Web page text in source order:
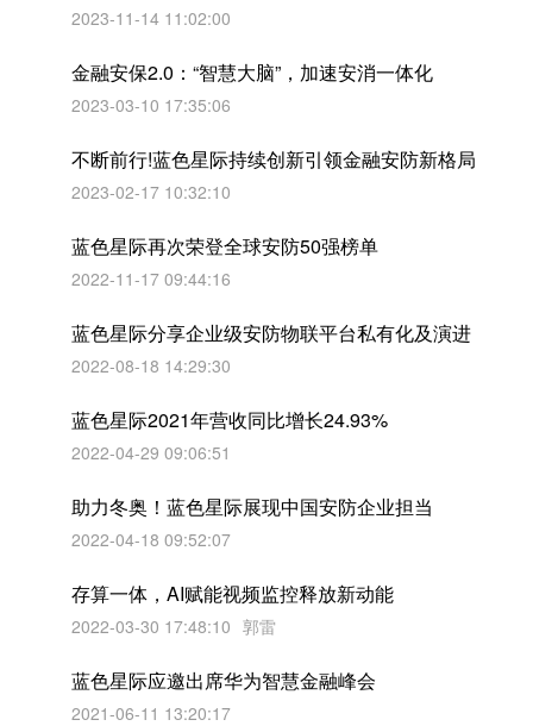
2023-11-14 11:02:00
金融安保2.0：“智慧大脑”，加速安消一体化
2023-03-10 17:35:06
不断前行!蓝色星际持续创新引领金融安防新格局
2023-02-17 10:32:10
蓝色星际再次荣登全球安防50强榜单
2022-11-17 09:44:16
蓝色星际分享企业级安防物联平台私有化及演进
2022-08-18 14:29:30
蓝色星际2021年营收同比增长24.93%
2022-04-29 09:06:51
助力冬奥！蓝色星际展现中国安防企业担当
2022-04-18 09:52:07
存算一体，AI赋能视频监控释放新动能
2022-03-30 17:48:10 郭雷
蓝色星际应邀出席华为智慧金融峰会
2021-06-11 13:20:17